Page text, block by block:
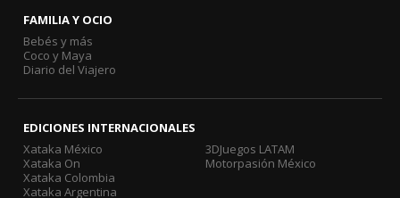
FAMILIA Y OCIO
Bebés y más
Coco y Maya
Diario del Viajero
EDICIONES INTERNACIONALES
Xataka México
Xataka On
Xataka Colombia
Xataka Argentina
3DJuegos LATAM
Motorpasión México